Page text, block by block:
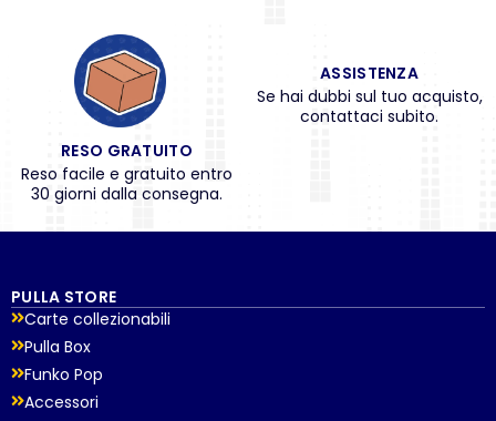
RESO GRATUITO
Reso facile e gratuito entro
30 giorni dalla consegna.
ASSISTENZA
Se hai dubbi sul tuo acquisto,
contattaci subito.
PULLA STORE
Carte collezionabili
Pulla Box
Funko Pop
Accessori